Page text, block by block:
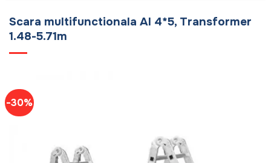
Scara multifunctionala Al 4*5, Transformer
1.48-5.71m
-30%